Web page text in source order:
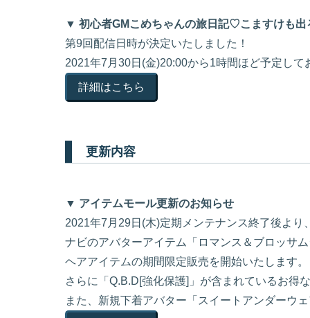
▼ 初心者GMこめちゃんの旅日記♡こますけも出
第9回配信日時が決定いたしました！
2021年7月30日(金)20:00から1時間ほど予定して
詳細はこちら
更新内容
▼ アイテムモール更新のお知らせ
2021年7月29日(木)定期メンテナンス終了後より
ナビのアバターアイテム「ロマンス＆ブロッサ
ヘアアイテムの期間限定販売を開始いたします。
さらに「Q.B.D[強化保護]」が含まれているお得
また、新規下着アバター「スイートアンダーウ